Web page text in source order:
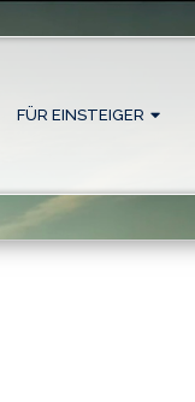
FÜR EINSTEIGER